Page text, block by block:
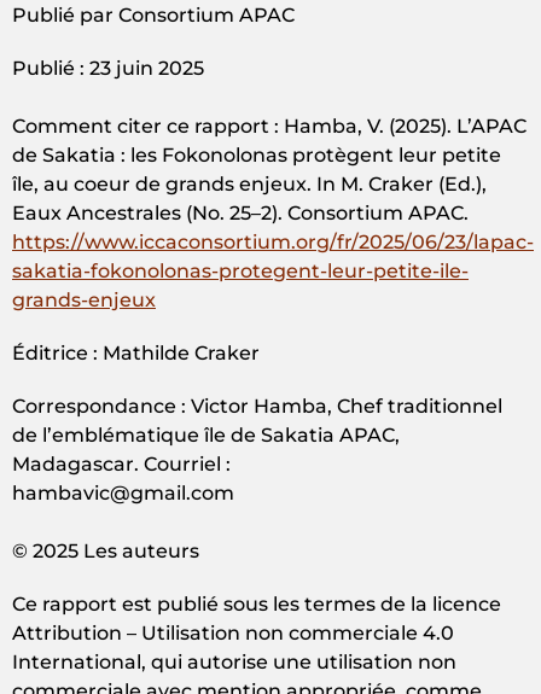
Publié par Consortium APAC
Publié : 23 juin 2025
Comment citer ce rapport : Hamba, V. (2025). L’APAC
de Sakatia : les Fokonolonas protègent leur petite
île, au coeur de grands enjeux. In M. Craker (Ed.),
Eaux Ancestrales (No. 25–2). Consortium APAC.
https://www.iccaconsortium.org/fr/2025/06/23/lapac-
sakatia-fokonolonas-protegent-leur-petite-ile-
grands-enjeux
Éditrice : Mathilde Craker
Correspondance : Victor Hamba, Chef traditionnel
de l’emblématique île de Sakatia APAC,
Madagascar. Courriel :
hambavic@gmail.com
© 2025 Les auteurs
Ce rapport est publié sous les termes de la licence
Attribution – Utilisation non commerciale 4.0
International, qui autorise une utilisation non